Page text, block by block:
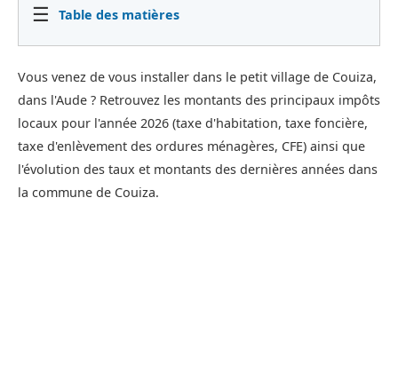
☰ Table des matières
Vous venez de vous installer dans le petit village de Couiza,
dans l'Aude ? Retrouvez les montants des principaux impôts
locaux pour l'année 2026 (taxe d'habitation, taxe foncière,
taxe d'enlèvement des ordures ménagères, CFE) ainsi que
l'évolution des taux et montants des dernières années dans
la commune de Couiza.